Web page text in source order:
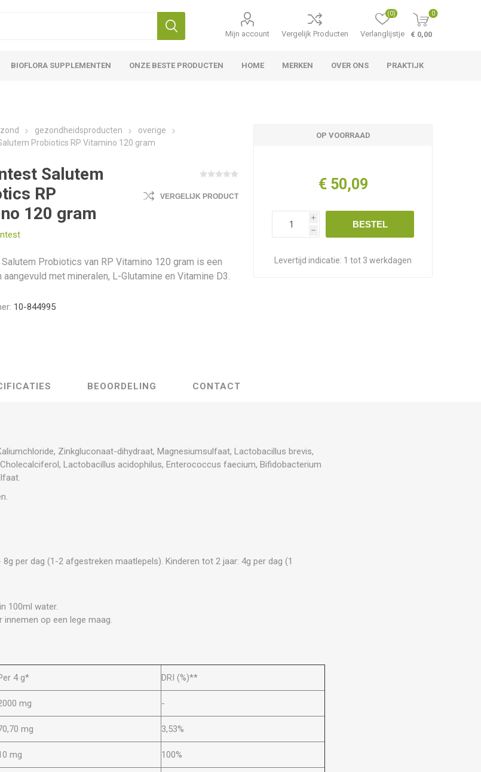
Mijn account Vergelijk Producten Verlanglijstje
(0) 0
€ 0,00
BIOFLORA SUPPLEMENTEN ONZE BESTE PRODUCTEN HOME MERKEN OVER ONS PRAKTIJK
gezondheidsproducten
overige
Probiotics RP Vitamino 120 gram
Salutem
RP
120 gram
VERGELIJK PRODUCT
Probiotics van RP Vitamino 120 gram is een
met mineralen, L-Glutamine en Vitamine D3.
10-844995
OP VOORRAAD
€ 50,09
i
h
BESTEL
Levertijd indicatie: 1 tot 3 werkdagen
BEOORDELING CONTACT
Zinkgluconaat-dihydraat, Magnesiumsulfaat, Lactobacillus brevis,
Lactobacillus acidophilus, Enterococcus faecium, Bifidobacterium
per dag (1-2 afgestreken maatlepels). Kinderen tot 2 jaar: 4g per dag (1
100ml water.
op een lege maag.
4 g* DRI (%)**
mg -
mg 3,53%
mg 100%